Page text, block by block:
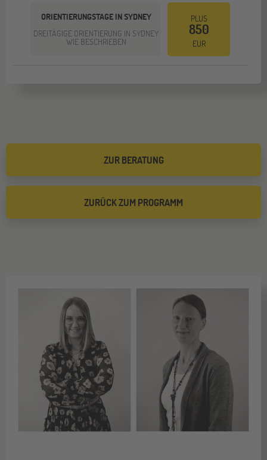
ORIENTIERUNGSTAGE IN SYDNEY
DREITÄGIGE ORIENTIERUNG IN SYDNEY
WIE BESCHRIEBEN
PLUS
850
EUR
ZUR BERATUNG
ZURÜCK ZUM PROGRAMM